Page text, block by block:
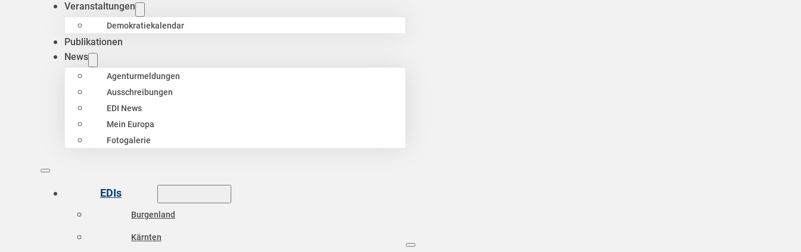
Veranstaltungen
Demokratiekalendar
Publikationen
News
Agenturmeldungen
Ausschreibungen
EDI News
Mein Europa
Fotogalerie
EDIs
Burgenland
Kärnten